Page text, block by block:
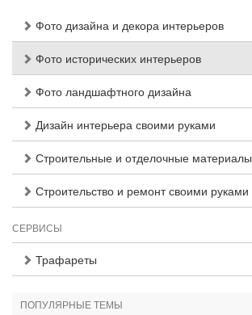
Фото дизайна и декора интерьеров
Фото исторических интерьеров
Фото ландшафтного дизайна
Дизайн интерьера своими руками
Строительные и отделочные материалы
Строительство и ремонт своими руками
СЕРВИСЫ
Трафареты
ПОПУЛЯРНЫЕ ТЕМЫ